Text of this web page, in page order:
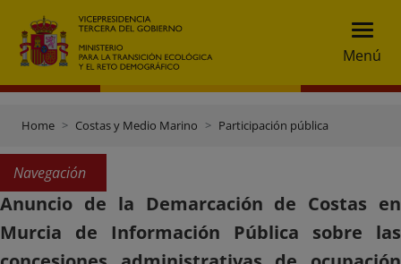
Menú
Home Costas y Medio Marino Participación pública
Navegación
Anuncio de la Demarcación de Costas en
Murcia de Información Pública sobre las